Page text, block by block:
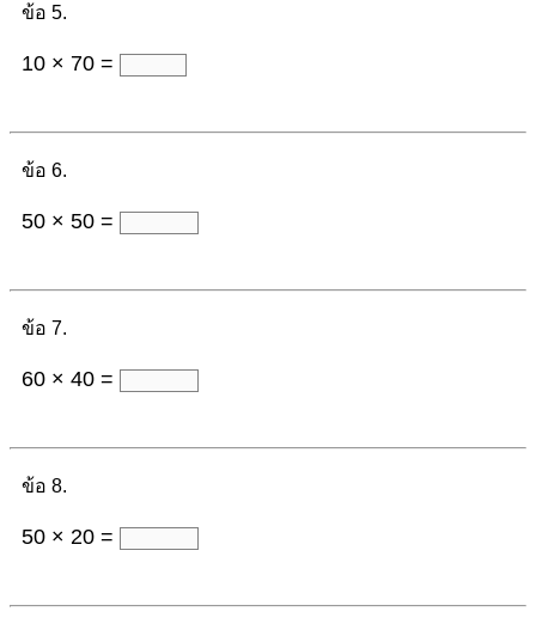
ข้อ 5.
10 × 70 =
ข้อ 6.
50 × 50 =
ข้อ 7.
60 × 40 =
ข้อ 8.
50 × 20 =